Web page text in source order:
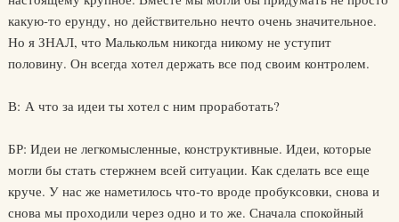
какую-то ерунду, но действительно нечто очень значительное.
Но я ЗНАЛ, что Малькольм никогда никому не уступит
половину. Он всегда хотел держать все под своим контролем.
В: А что за идеи ты хотел с ним проработать?
БР: Идеи не легкомысленные, конструктивные. Идеи, которые
могли бы стать стержнем всей ситуации. Как сделать все еще
круче. У нас же наметилось что-то вроде пробуксовки, снова и
снова мы проходили через одно и то же. Сначала спокойный